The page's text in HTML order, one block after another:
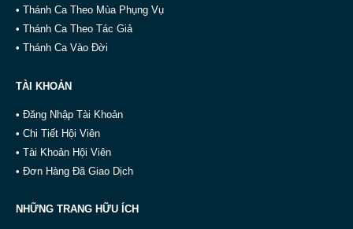
• Thánh Ca Theo Mùa Phụng Vụ
• Thánh Ca Theo Tác Giả
• Thánh Ca Vào Đời
TÀI KHOẢN
• Đăng Nhập Tài Khoản
• Chi Tiết Hội Viên
• Tài Khoản Hội Viên
• Đơn Hàng Đã Giao Dịch
NHỮNG TRANG HỮU ÍCH